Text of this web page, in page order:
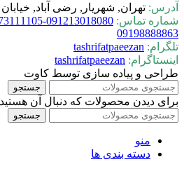
آدرس: تهران, شهریار, رضی آباد, خیابان
شماره تماس:
091213018080-9173111105
09198888863
تلگرام: tashrifatpaeezan
اینستاگرام: tashrifatpaeezan
طراحی و پیاده سازی توسط کاوت
جستجو
برای دیدن محصولات که دنبال آن هستید
جستجو
منو
دسته بندی ها